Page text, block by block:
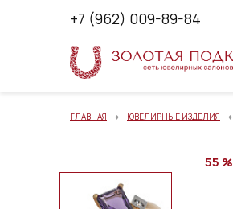
+7 (962) 009-89-84
ГЛАВНАЯ ЮВЕЛИРНЫЕ ИЗДЕЛИЯ
55 %